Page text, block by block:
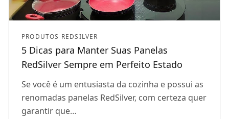
PRODUTOS REDSILVER
5 Dicas para Manter Suas Panelas
RedSilver Sempre em Perfeito Estado
Se você é um entusiasta da cozinha e possui as
renomadas panelas RedSilver, com certeza quer
garantir que…